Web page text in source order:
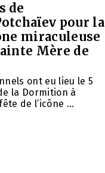
de
pour la
miraculeuse
Mère de
ont eu lieu le 5
la Dormition à
de l’icône ...